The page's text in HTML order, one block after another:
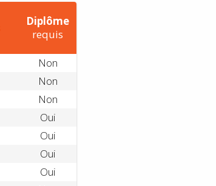
Diplôme
requis
Non
Non
Non
Oui
Oui
Oui
Oui